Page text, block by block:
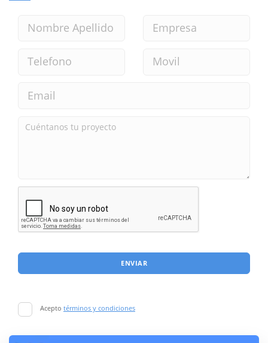
ENVIAR
Acepto términos y condiciones